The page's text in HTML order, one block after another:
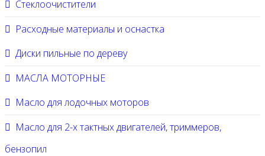
Стеклоочистители
Расходные материалы и оснастка
Диски пильные по дереву
МАСЛА МОТОРНЫЕ
Масло для лодочных моторов
Масло для 2-х тактных двигателей, триммеров,
бензопил